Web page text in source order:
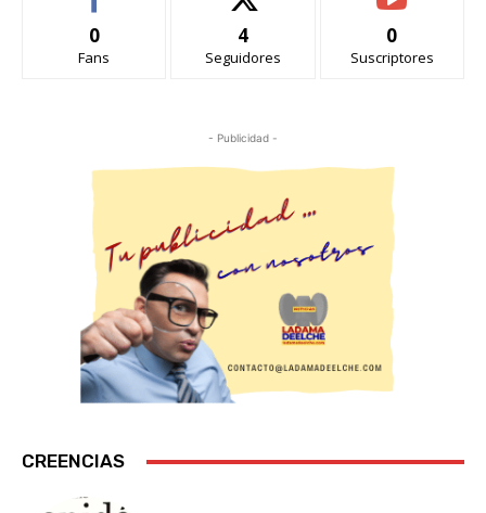
0
Fans
4
Seguidores
0
Suscriptores
- Publicidad -
CREENCIAS